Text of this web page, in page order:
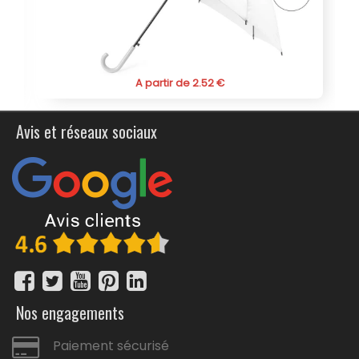
Pour résumer, le parapluie 23" Jova avec poignée et mât
en bois n'est pas un simple parapluie, mais un outil de
communication efficace et élégant. Il allie parfaitement
publicité, personnalisation et utilité, faisant de lui le
cadeau promotionnel par excellence pour renforcer
votre visibilité et votre image de marque. Investissez
accompagnera vos cibles au quotidien.
A partir de 2.52 €
Avis et réseaux sociaux
Nos engagements
Paiement sécurisé